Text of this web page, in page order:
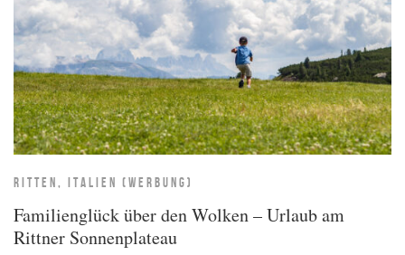
RITTEN, ITALIEN (WERBUNG)
Familienglück über den Wolken – Urlaub am
Rittner Sonnenplateau